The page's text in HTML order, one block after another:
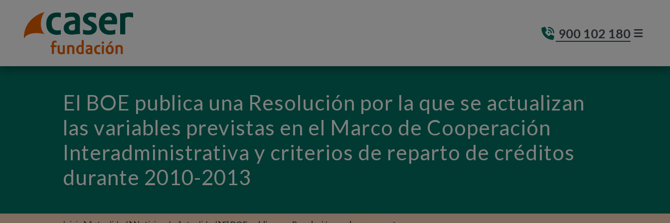
900 102 180
El BOE publica una Resolución por la que se actualizan
las variables previstas en el Marco de Cooperación
Interadministrativa y criterios de reparto de créditos
durante 2010-2013